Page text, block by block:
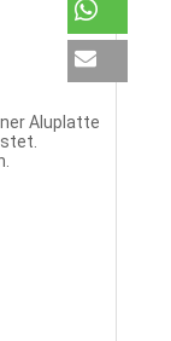
Aluplatte